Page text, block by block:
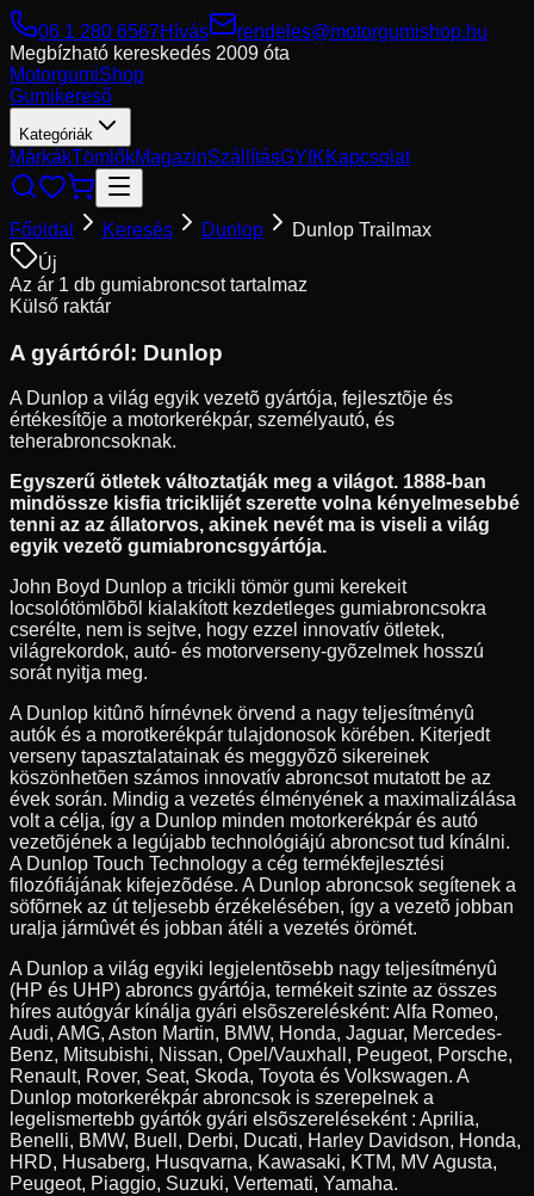
06 1 280 6567Hívás
rendeles@motorgumishop.hu
Megbízható kereskedés 2009 óta
MotorgumiShop
Gumikereső
Kategóriák
MárkákTömlőkMagazinSzállításGYIKKapcsolat
Főoldal Keresés Dunlop
Dunlop Trailmax
Új
Az ár 1 db gumiabroncsot tartalmaz
Külső raktár
A gyártóról: Dunlop
A Dunlop a világ egyik vezetõ gyártója, fejlesztõje és
értékesítõje a motorkerékpár, személyautó, és
teherabroncsoknak.
Egyszerű ötletek változtatják meg a világot. 1888-ban
mindössze kisfia triciklijét szerette volna kényelmesebbé
tenni az az állatorvos, akinek nevét ma is viseli a világ
egyik vezetõ gumiabroncsgyártója.
John Boyd Dunlop a tricikli tömör gumi kerekeit
locsolótömlõbõl kialakított kezdetleges gumiabroncsokra
cserélte, nem is sejtve, hogy ezzel innovatív ötletek,
világrekordok, autó- és motorverseny-gyõzelmek hosszú
sorát nyitja meg.
A Dunlop kitûnõ hírnévnek örvend a nagy teljesítményû
autók és a morotkerékpár tulajdonosok körében. Kiterjedt
verseny tapasztalatainak és meggyõzõ sikereinek
köszönhetõen számos innovatív abroncsot mutatott be az
évek során. Mindig a vezetés élményének a maximalizálása
volt a célja, így a Dunlop minden motorkerékpár és autó
vezetõjének a legújabb technológiájú abroncsot tud kínálni.
A Dunlop Touch Technology a cég termékfejlesztési
filozófiájának kifejezõdése. A Dunlop abroncsok segítenek a
söfõrnek az út teljesebb érzékelésében, így a vezetõ jobban
uralja jármûvét és jobban átéli a vezetés örömét.
A Dunlop a világ egyiki legjelentõsebb nagy teljesítményû
(HP és UHP) abroncs gyártója, termékeit szinte az összes
híres autógyár kínálja gyári elsõszerelésként: Alfa Romeo,
Audi, AMG, Aston Martin, BMW, Honda, Jaguar, Mercedes-
Benz, Mitsubishi, Nissan, Opel/Vauxhall, Peugeot, Porsche,
Renault, Rover, Seat, Skoda, Toyota és Volkswagen. A
Dunlop motorkerékpár abroncsok is szerepelnek a
legelismertebb gyártók gyári elsõszereléseként : Aprilia,
Benelli, BMW, Buell, Derbi, Ducati, Harley Davidson, Honda,
HRD, Husaberg, Husqvarna, Kawasaki, KTM, MV Agusta,
Peugeot, Piaggio, Suzuki, Vertemati, Yamaha.